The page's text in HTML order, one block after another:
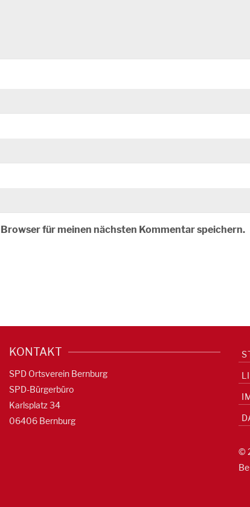
für meinen nächsten Kommentar speichern.
KONTAKT
SPD Ortsverein Bernburg
SPD-Bürgerbüro
Karlsplatz 34
06406 Bernburg
©